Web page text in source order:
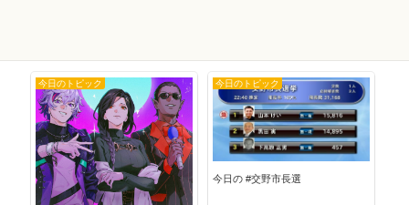
今日のトピック 今日のトピック
今日の #交野市長選